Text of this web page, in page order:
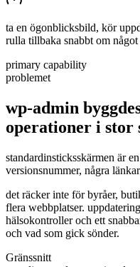
ta en ögonblicksbild, kör
rulla tillbaka snabbt om något
primary capability
problemet
wp-admin
operationer i stor
standardinsticksskärmen är
versionsnummer, några
det räcker inte för byråer,
flera webbplatser.
hälsokontroller och ett
och vad som gick sönder.
Gränssnitt